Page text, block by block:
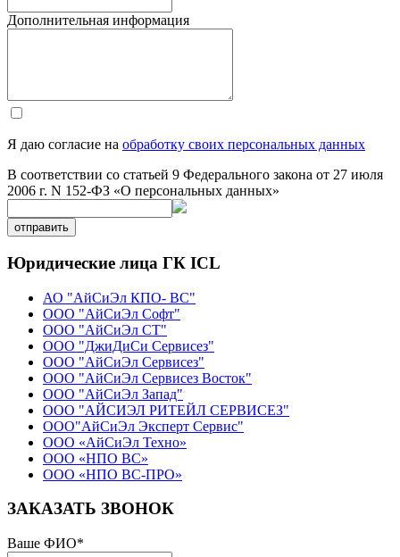
Дополнительная информация
Я даю согласие на обработку своих персональных данных
В соответствии со статьей 9 Федерального закона от 27 июля
2006 г. N 152-ФЗ «О персональных данных»
отправить
Юридические лица ГК ICL
АО "АйСиЭл КПО- ВС"
ООО "АйСиЭл Софт"
ООО "АйСиЭл СТ"
ООО "ДжиДиСи Сервисез"
ООО "АйСиЭл Сервисез"
ООО "АйСиЭл Сервисез Восток"
ООО "АйСиЭл Запад"
ООО "АЙСИЭЛ РИТЕЙЛ СЕРВИСЕЗ"
ООО"АйСиЭл Эксперт Сервис"
ООО «АйСиЭл Техно»
ООО «НПО ВС»
ООО «НПО ВС-ПРО»
ЗАКАЗАТЬ ЗВОНОК
Ваше ФИО*